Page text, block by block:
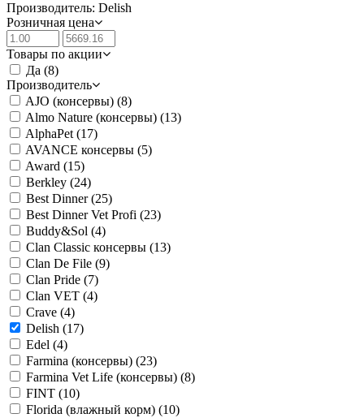
Производитель: Delish
Розничная цена
Товары по акции
Да (8)
Производитель
AJO (консервы) (8)
Almo Nature (консервы) (13)
AlphaPet (17)
AVANCE консервы (5)
Award (15)
Berkley (24)
Best Dinner(25)
Best Dinner Vet Profi (23)
Buddy&Sol (4)
Clan Classic консервы (13)
Clan De File (9)
Clan Pride (7)
Clan VET (4)
Crave (4)
Delish (17)
Edel (4)
Farmina (консервы) (23)
Farmina Vet Life (консервы) (8)
FINT (10)
Florida (влажный корм) (10)